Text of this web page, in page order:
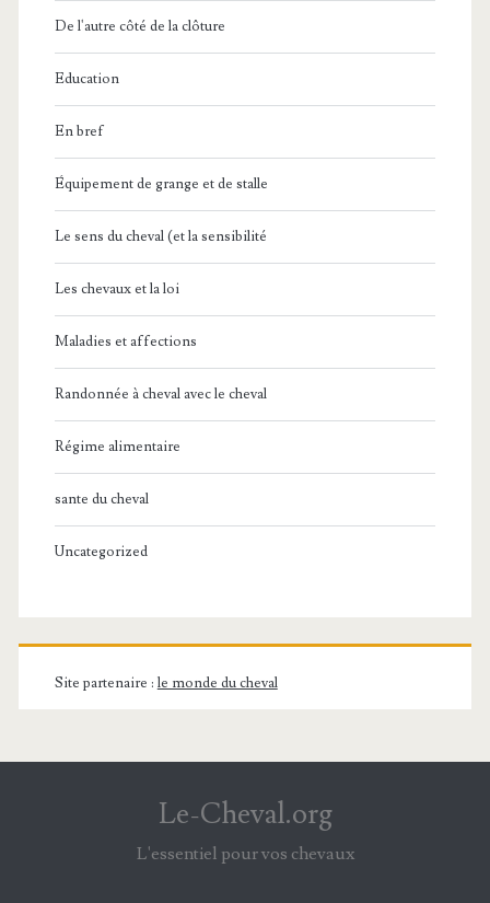
De l'autre côté de la clôture
Education
En bref
Équipement de grange et de stalle
Le sens du cheval (et la sensibilité
Les chevaux et la loi
Maladies et affections
Randonnée à cheval avec le cheval
Régime alimentaire
sante du cheval
Uncategorized
Site partenaire : le monde du cheval
Le-Cheval.org
L'essentiel pour vos chevaux